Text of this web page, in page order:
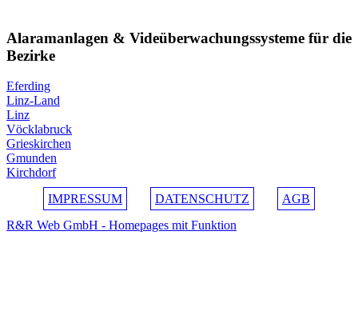
Alaramanlagen & Videüberwachungssysteme für die
Bezirke
Eferding
Linz-Land
Linz
Vöcklabruck
Grieskirchen
Gmunden
Kirchdorf
IMPRESSUM
DATENSCHUTZ
AGB
R&R Web GmbH - Homepages mit Funktion